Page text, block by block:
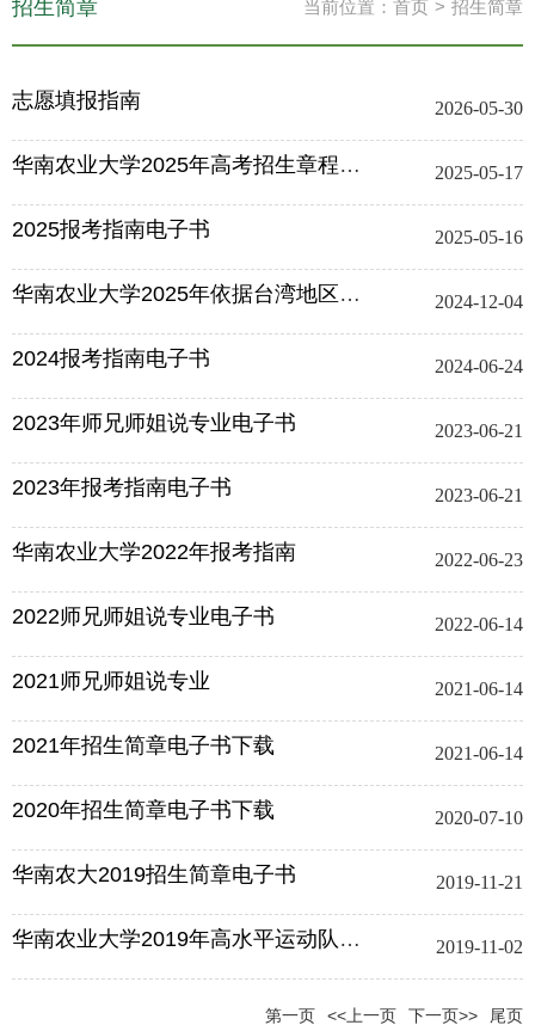
当前位置： 首页 > 招生简章
招生简章
志愿填报指南 2026-05-30
华南农业大学2025年高考招生章程发布 2025-05-17
2025报考指南电子书 2025-05-16
华南农业大学2025年依据台湾地区大学入学考试学科能力测试成绩招... 2024-12-04
2024报考指南电子书 2024-06-24
2023年师兄师姐说专业电子书 2023-06-21
2023年报考指南电子书 2023-06-21
华南农业大学2022年报考指南 2022-06-23
2022师兄师姐说专业电子书 2022-06-14
2021师兄师姐说专业 2021-06-14
2021年招生简章电子书下载 2021-06-14
2020年招生简章电子书下载 2020-07-10
华南农大2019招生简章电子书 2019-11-21
华南农业大学2019年高水平运动队招生简章 2019-11-02
第一页 <<上一页 下一页>> 尾页